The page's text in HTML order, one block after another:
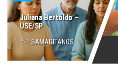
Juliana Bertoldo –
USE/SP
Por SAMARITANOS